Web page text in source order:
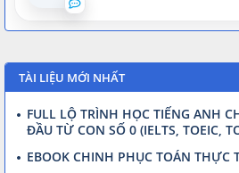
TÀI LIỆU MỚI NHẤT
FULL LỘ TRÌNH HỌC TIẾNG ANH
ĐẦU TỪ CON SỐ 0 (IELTS, TOEIC,
EBOOK CHINH PHỤC TOÁN THỰC